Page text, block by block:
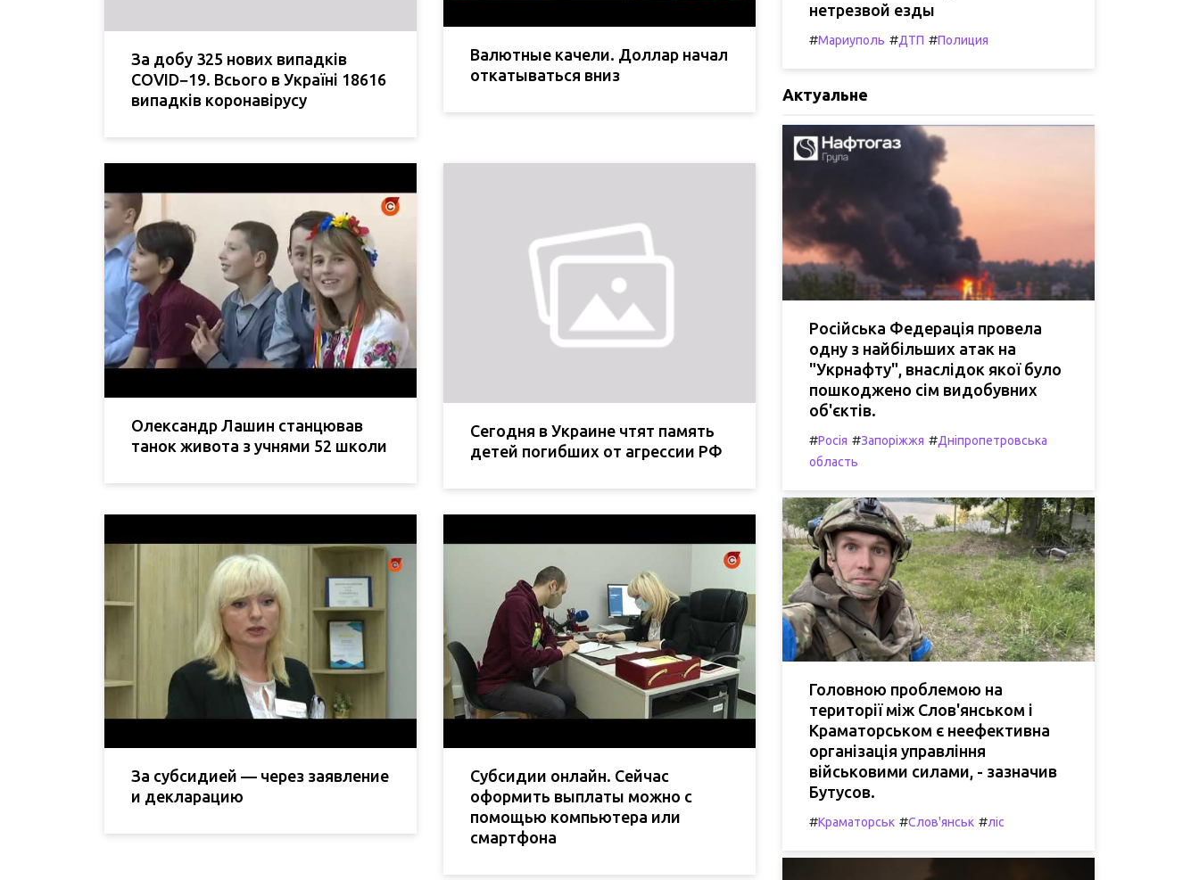
За добу 325 нових випадків
COVID−19. Всього в Україні 18616
випадків коронавірусу
Валютные качели. Доллар начал
откатываться вниз
Олександр Лашин станцював
танок живота з учнями 52 школи
Сегодня в Украине чтят память
детей погибших от агрессии РФ
За субсидией — через заявление
и декларацию
Субсидии онлайн. Сейчас
оформить выплаты можно с
помощью компьютера или
смартфона
нетрезвой езды
#Мариуполь #ДТП #Полиция
Актуальне
Російська Федерація провела
одну з найбільших атак на
"Укрнафту", внаслідок якої було
пошкоджено сім видобувних
об'єктів.
#Росія #Запоріжжя #Дніпропетровська
область
Головною проблемою на
території між Слов'янськом і
Краматорськом є неефективна
організація управління
військовими силами, - зазначив
Бутусов.
#Краматорськ #Слов'янськ #ліс